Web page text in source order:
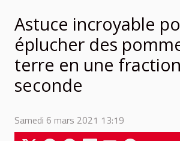
Astuce incroyable
éplucher des
terre en une
seconde
Samedi 6 mars 2021 13:19